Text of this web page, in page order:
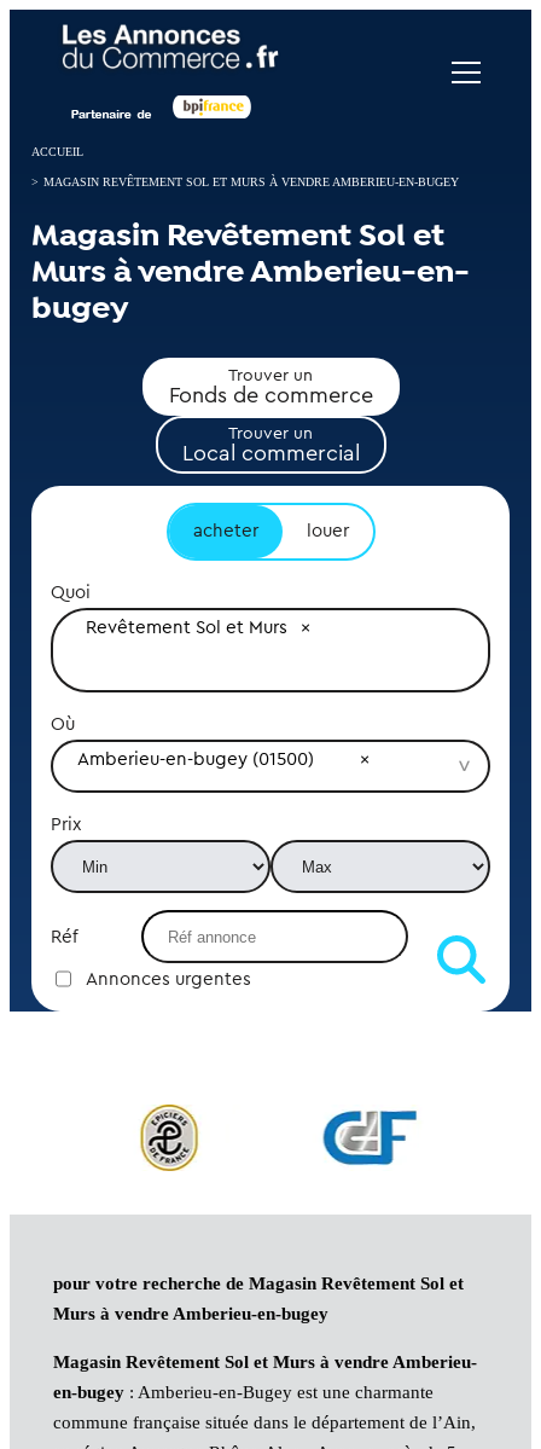
ACCUEIL
> MAGASIN REVÊTEMENT SOL ET MURS À VENDRE AMBERIEU-EN-BUGEY
Magasin Revêtement Sol et
Murs à vendre Amberieu-en-
bugey
Trouver un
Fonds de commerce
Trouver un
Local commercial
acheter louer
Quoi
Revêtement Sol et Murs
Où
Amberieu-en-bugey (01500)
Prix
Réf
Annonces urgentes
pour votre recherche de Magasin Revêtement Sol et
Murs à vendre Amberieu-en-bugey
Magasin Revêtement Sol et Murs à vendre Amberieu-
en-bugey: Amberieu-en-Bugey est une charmante
commune française située dans le département de l’Ain,
Panneau de gestion des cookies